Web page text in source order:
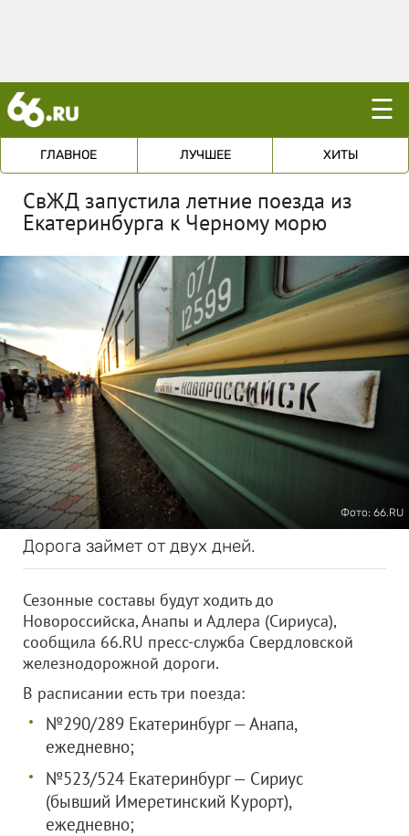
☰
ГЛАВНОЕ ЛУЧШЕЕ ХИТЫ
СвЖД запустила летние поезда из
Екатеринбурга к Черному морю
Фото: 66.RU
Дорога займет от двух дней.
Сезонные составы будут ходить до
Новороссийска, Анапы и Адлера (Сириуса),
сообщила 66.RU пресс-служба Свердловской
железнодорожной дороги.
В расписании есть три поезда:
№290/289 Екатеринбург — Анапа,
ежедневно;
№523/524 Екатеринбург — Сириус
(бывший Имеретинский Курорт),
ежедневно;